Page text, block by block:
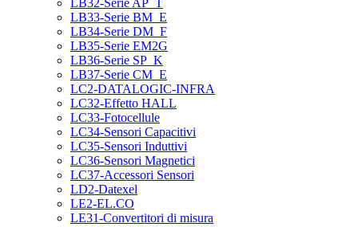
LB32-Serie AP_T
LB33-Serie BM_E
LB34-Serie DM_F
LB35-Serie EM2G
LB36-Serie SP_K
LB37-Serie CM_E
LC2-DATALOGIC-INFRA
LC32-Effetto HALL
LC33-Fotocellule
LC34-Sensori Capacitivi
LC35-Sensori Induttivi
LC36-Sensori Magnetici
LC37-Accessori Sensori
LD2-Datexel
LE2-EL.CO
LE31-Convertitori di misura